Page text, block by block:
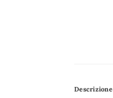
Descrizione